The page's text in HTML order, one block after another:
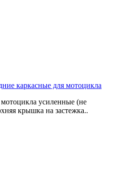
каркасные для мотоцикла
усиленные (не
крышка на застежка..